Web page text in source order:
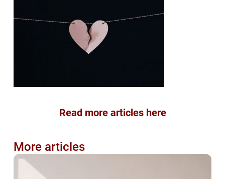
Read more articles here
More articles